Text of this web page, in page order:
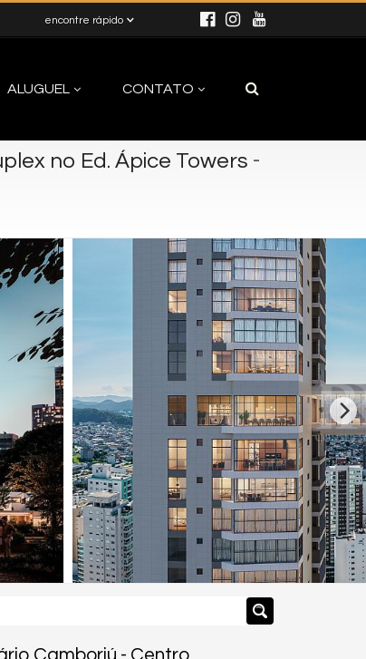
encontre rápido
ALUGUEL CONTATO
no Ed. Ápice Towers -
Camboriú - Centro